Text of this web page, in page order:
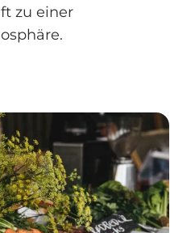
zu einer